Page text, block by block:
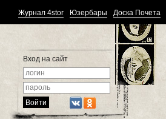
Журнал 4stor Юзербары Доска Почета
Вход на сайт